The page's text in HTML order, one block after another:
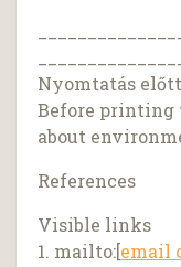
Nyomtatás
Before
about
References
Visible links
1. mailto:[email